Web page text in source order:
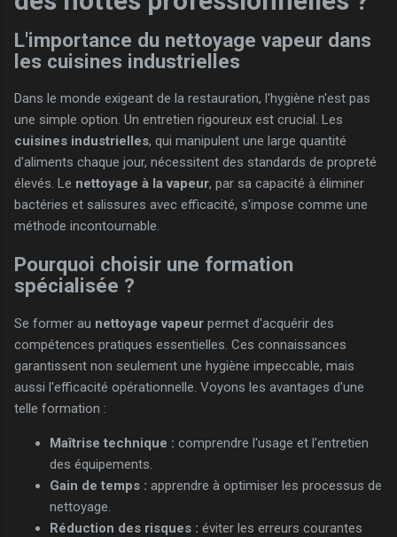
L'importance du nettoyage vapeur dans
les cuisines industrielles
Dans le monde exigeant de la restauration, l'hygiène n'est pas
une simple option. Un entretien rigoureux est crucial. Les
cuisines industrielles, qui manipulent une large quantité
d'aliments chaque jour, nécessitent des standards de propreté
élevés. Le nettoyage à la vapeur, par sa capacité à éliminer
bactéries et salissures avec efficacité, s'impose comme une
méthode incontournable.
Pourquoi choisir une formation
spécialisée ?
Se former au nettoyage vapeur permet d'acquérir des
compétences pratiques essentielles. Ces connaissances
garantissent non seulement une hygiène impeccable, mais
aussi l'efficacité opérationnelle. Voyons les avantages d'une
telle formation :
Maîtrise technique : comprendre l'usage et l'entretien
des équipements.
Gain de temps : apprendre à optimiser les processus de
nettoyage.
Réduction des risques : éviter les erreurs courantes